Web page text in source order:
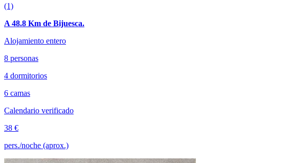
(1)
A 48.8 Km de Bijuesca.
Alojamiento entero
8 personas
4 dormitorios
6 camas
Calendario verificado
38 €
pers./noche (aprox.)